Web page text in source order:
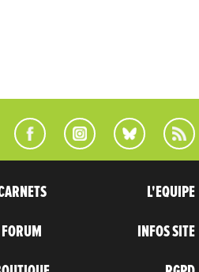
FORUM
L'EQUIPE
INFOS SITE